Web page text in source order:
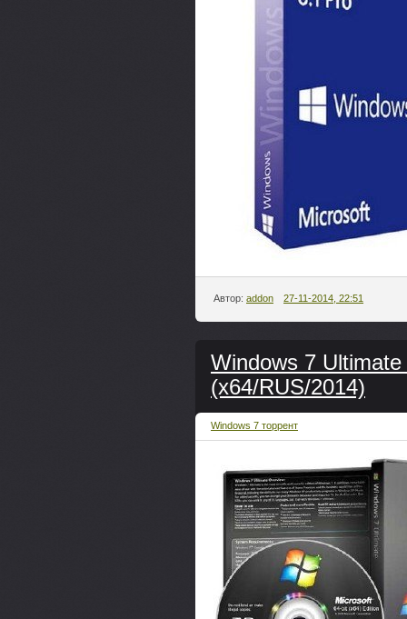
Автор: addon 27-11-2014, 22:51
Windows 7
(x64/RUS/2014)
Windows 7 торрент